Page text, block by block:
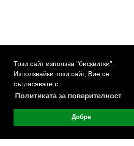
Този сайт използва "бисквитки".
Използвайки този сайт, Вие се
съгласявате с
Политиката за поверителност
Добре